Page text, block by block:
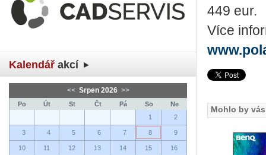
Kalendář akcí
<< Srpen 2026 >>
Po Út St Čt Pá So
Ne
1
2
3 4 5 6 7 8 9
10 11 12 13 14 15 16
449 eur.
Více
Mohlo by